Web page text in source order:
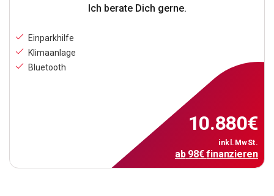
Ich berate Dich gerne.
Einparkhilfe
Klimaanlage
Bluetooth
10.880€
inkl.MwSt.
ab 98€finanzieren